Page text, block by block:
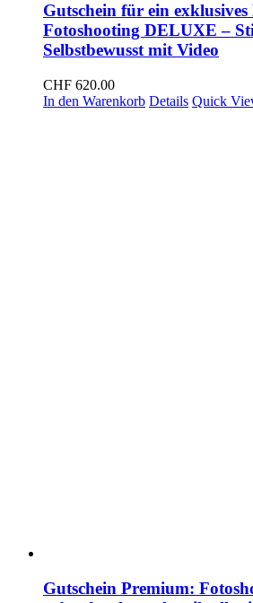
Gutschein für ein
Fotoshooting DELUXE –
Selbstbewusst mit Video
CHF 620.00
In den Warenkorb Details Quick
Gutschein Premium: